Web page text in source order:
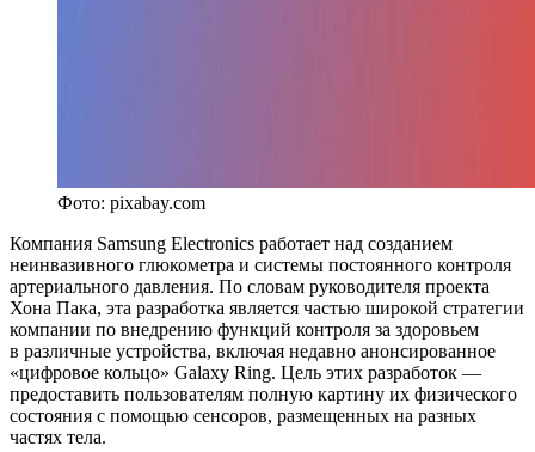
Фото: pixabay.com
Компания Samsung Electronics работает над созданием
неинвазивного глюкометра и системы постоянного контроля
артериального давления. По словам руководителя проекта
Хона Пака, эта разработка является частью широкой стратегии
компании по внедрению функций контроля за здоровьем
в различные устройства, включая недавно анонсированное
«цифровое кольцо» Galaxy Ring. Цель этих разработок —
предоставить пользователям полную картину их физического
состояния с помощью сенсоров, размещенных на разных
частях тела.